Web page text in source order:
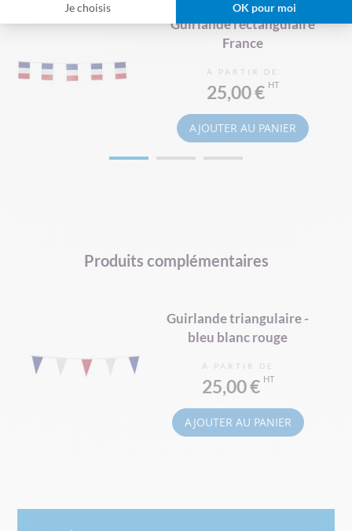
Je choisis OK pour moi
GUIRLANDE SUR MESURE
GUIRLANDE UNIVERS RÉGION GUIRLANDE FANION
Guirlande rectangulaire
France
À PARTIR DE
25,00 €
AJOUTER AU PANIER
Produits complémentaires
Guirlande triangulaire -
bleu blanc rouge
À PARTIR DE
25,00 €
AJOUTER AU PANIER